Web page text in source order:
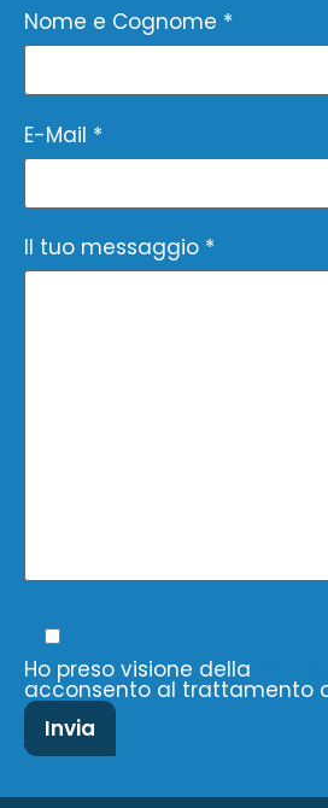
Nome e Cognome *
E-Mail *
Il tuo messaggio *
Ho preso visione della
acconsento al trattamento